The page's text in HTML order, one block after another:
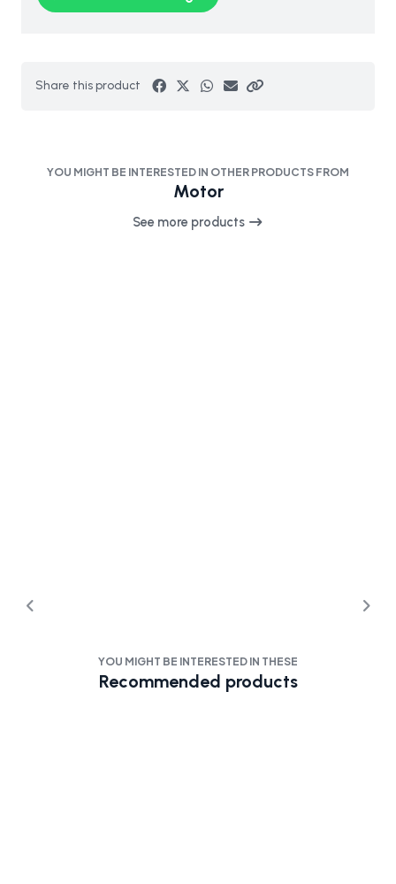
Share this product
YOU MIGHT BE INTERESTED IN OTHER PRODUCTS FROM
Motor
See more products
YOU MIGHT BE INTERESTED IN THESE
Recommended products